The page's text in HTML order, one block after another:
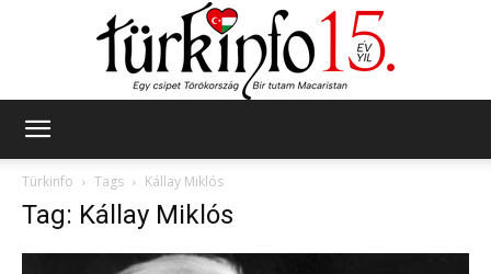
Türkinfo
Tags Kállay Miklós
Tag: Kállay Miklós